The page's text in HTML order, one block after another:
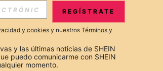
Suscribir
REGÍSTRATE
y cookiesy nuestros Términos y
y las últimas noticias de SHEIN
puedo comunicarme con SHEIN
momento.